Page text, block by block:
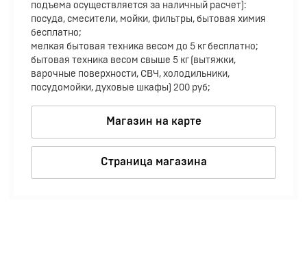
подъема осуществляется за наличный расчет):
посуда, смесители, мойки, фильтры, бытовая химия
бесплатно;
мелкая бытовая техника весом до 5 кг бесплатно;
бытовая техника весом свыше 5 кг (вытяжки,
варочные поверхности, СВЧ, холодильники,
посудомойки, духовые шкафы) 200 руб;
Магазин на карте
Страница магазина